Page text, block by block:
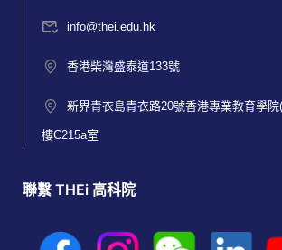
info@thei.edu.hk
香港柴灣盛泰道133號
新界青衣島青衣路20號香港專業教育學
樓C215a室
聯繫 THEi 高科院